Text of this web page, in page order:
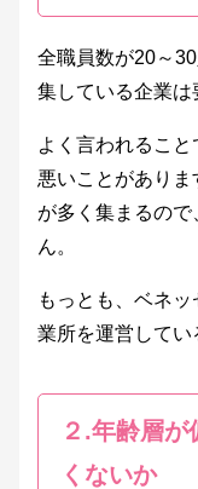
全職員数が20～
集している企業は
よく言われるこ
悪いことがあり
が多く集まるの
ん。
もっとも、ベネ
業所を運営してい
２.年齢層
くないか